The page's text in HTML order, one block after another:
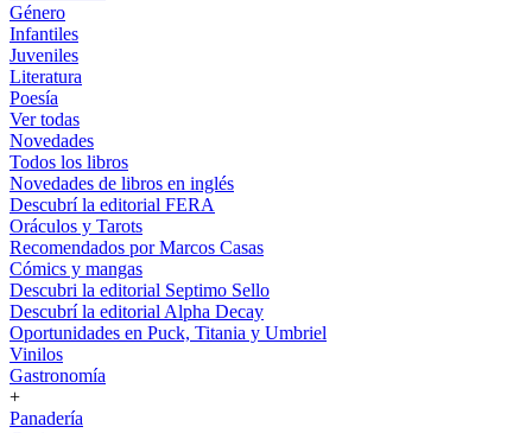
Género
Infantiles
Juveniles
Literatura
Poesía
Ver todas
Novedades
Todos los libros
Novedades de libros en inglés
Descubrí la editorial FERA
Oráculos y Tarots
Recomendados por Marcos Casas
Cómics y mangas
Descubri la editorial Septimo Sello
Descubrí la editorial Alpha Decay
Oportunidades en Puck, Titania y Umbriel
Vinilos
Gastronomía
+
Panadería